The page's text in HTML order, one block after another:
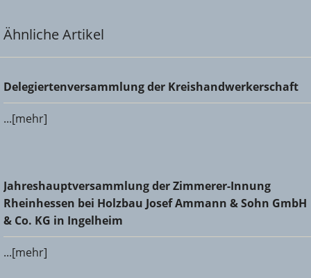
Ähnliche Artikel
Delegiertenversammlung der Kreishandwerkerschaft
Delegiertenversammlung der Kreishandwerkerschaft
...[mehr]
Jahreshauptversammlung der Zimmerer-Innung
Rheinhessen bei Holzbau Josef Ammann & Sohn GmbH &
Co. KG in Ingelheim
Jahreshauptversammlung der Zimmerer-Innung
Rheinhessen bei Holzbau Josef Ammann & Sohn GmbH
& Co. KG in Ingelheim
...[mehr]